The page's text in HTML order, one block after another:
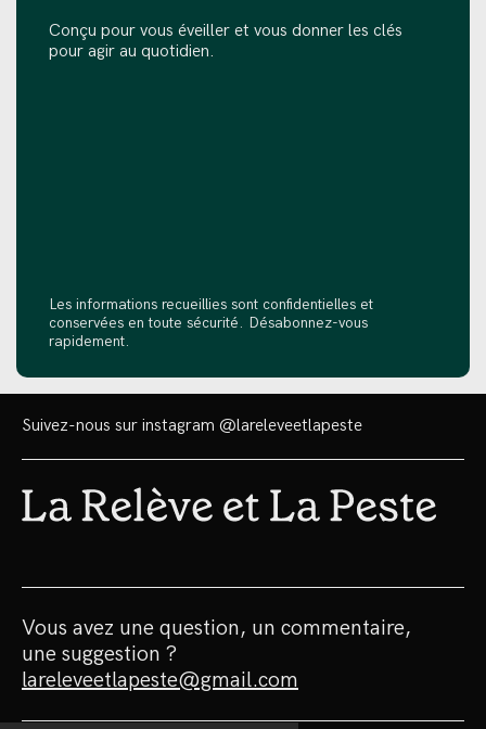
Conçu pour vous éveiller et vous donner les clés
pour agir au quotidien.
Les informations recueillies sont confidentielles et
conservées en toute sécurité. Désabonnez-vous
rapidement.
Suivez-nous sur instagram @lareleveetlapeste
Vous avez une question, un commentaire,
une suggestion ?
lareleveetlapeste@gmail.com